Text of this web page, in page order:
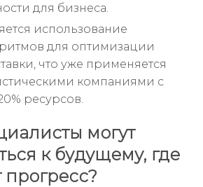
для бизнеса.
использование
для оптимизации
что уже применяется
компаниями с
ресурсов.
могут
к будущему, где
прогресс?